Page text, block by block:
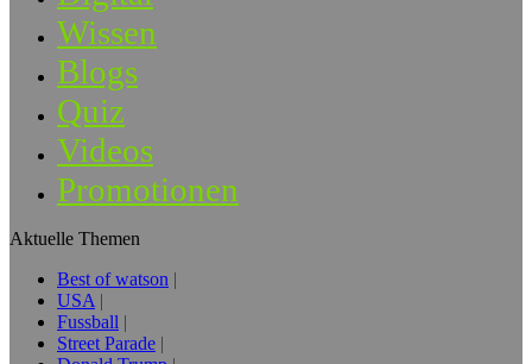
Wissen
Blogs
Quiz
Videos
Promotionen
Aktuelle Themen
Best of watson
USA
Fussball
Street Parade